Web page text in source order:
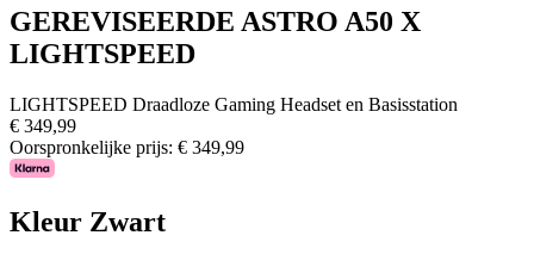
GEREVISEERDE ASTRO A50 X
LIGHTSPEED
LIGHTSPEED Draadloze Gaming Headset en Basisstation
€ 349,99
Oorspronkelijke prijs: € 349,99
Kleur Zwart